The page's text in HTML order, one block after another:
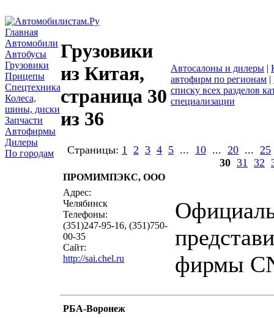
Главная
Автомобили
Автобусы
Грузовики
Прицепы
Спецтехника
Колеса,
шины, диски
Запчасти
Автофирмы
Дилеры
По городам
Грузовики
из Китая,
страница 30
из 36
Автосалоны и дилеры |
автофирм по регионам |
списку всех разделов
специализации
Страницы: 1 2 3 4 5 ... 10 ... 20 ... 25
30 31 32
ПРОМИМПЭКС, ООО
Адрес:
Челябинск
Телефоны:
(351)247-95-16, (351)750-
00-35
Сайт:
http://sai.chel.ru
фирмы
РБА-Воронеж